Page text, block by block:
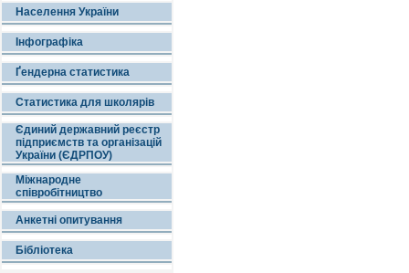
Населення України
Інфографіка
Ґендерна статистика
Статистика для школярів
Єдиний державний реєстр
підприємств та організацій
України (ЄДРПОУ)
Міжнародне
співробітництво
Анкетні опитування
Бібліотека